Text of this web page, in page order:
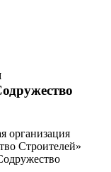
организация
Строителей»